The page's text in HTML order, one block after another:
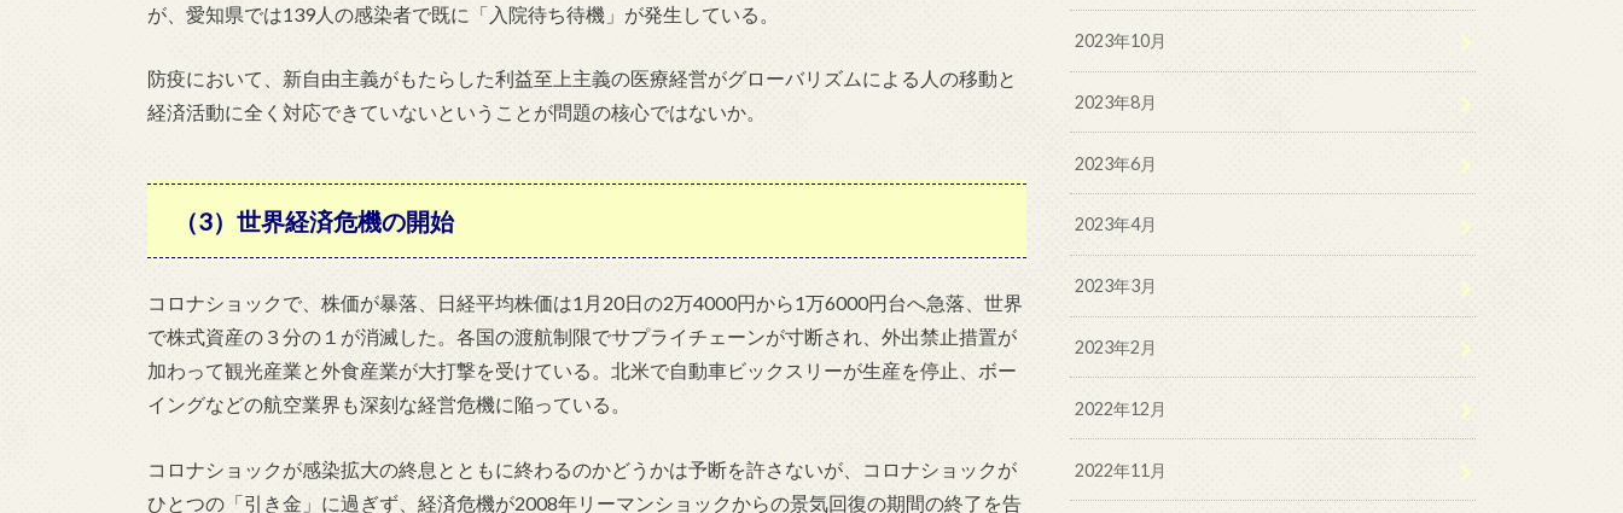
が、愛知県では139人の感染者で既に「入院待ち待機」が発生している。
防疫において、新自由主義がもたらした利益至上主義の医療経営がグローバリズムによる人の移動と
経済活動に全く対応できていないということが問題の核心ではないか。
（3）世界経済危機の開始
コロナショックで、株価が暴落、日経平均株価は1月20日の2万4000円から1万6000円台へ急落、世界
で株式資産の３分の１が消滅した。各国の渡航制限でサプライチェーンが寸断され、外出禁止措置が
加わって観光産業と外食産業が大打撃を受けている。北米で自動車ビックスリーが生産を停止、ボー
イングなどの航空業界も深刻な経営危機に陥っている。
コロナショックが感染拡大の終息とともに終わるのかどうかは予断を許さないが、コロナショックが
ひとつの「引き金」に過ぎず、経済危機が2008年リーマンショックからの景気回復の期間の終了を告
2023年10月
2023年8月
2023年6月
2023年4月
2023年3月
2023年2月
2022年12月
2022年11月